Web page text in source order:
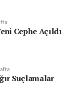
Cephe Açıldı
Suçlamalar